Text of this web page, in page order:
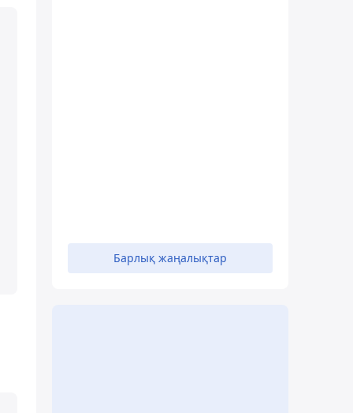
Барлық жаңалықтар